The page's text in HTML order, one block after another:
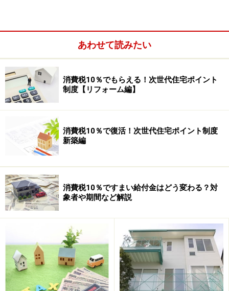
東日本大震災の被災者の方で、震災前から住宅ローン減
税の適用を受けていた人は、たとえ自宅が地震で倒壊あ
るいは津波で流されてしまっても、
を受けられる
ことになっています。詳しくは所管の税務
署へお問い合わせください。
住宅ローン減税を受けるための適用条件／
2011年版
自己居住のための住宅を新築、あるいは新築住宅を
購入し、新築あるいは購入した住宅の床面積（登記
簿面積）が50平方メートル以上あること。なお、メ
ゾネットタイプなど複層階構造の場合は、全フロア
の延べ床面積を起算とする。
上記床面積の２分の１以上が、専ら自己の居住の用
に供されること（店舗併用住宅などの場合は注意）
あわせて読みたい
消費税10％でもらえる！次世代住宅ポイント
制度【リフォーム編】
消費税10％で復活！次世代住宅ポイント制度
新築編
消費税10％ですまい給付金はどう変わる？対
象者や期間など解説